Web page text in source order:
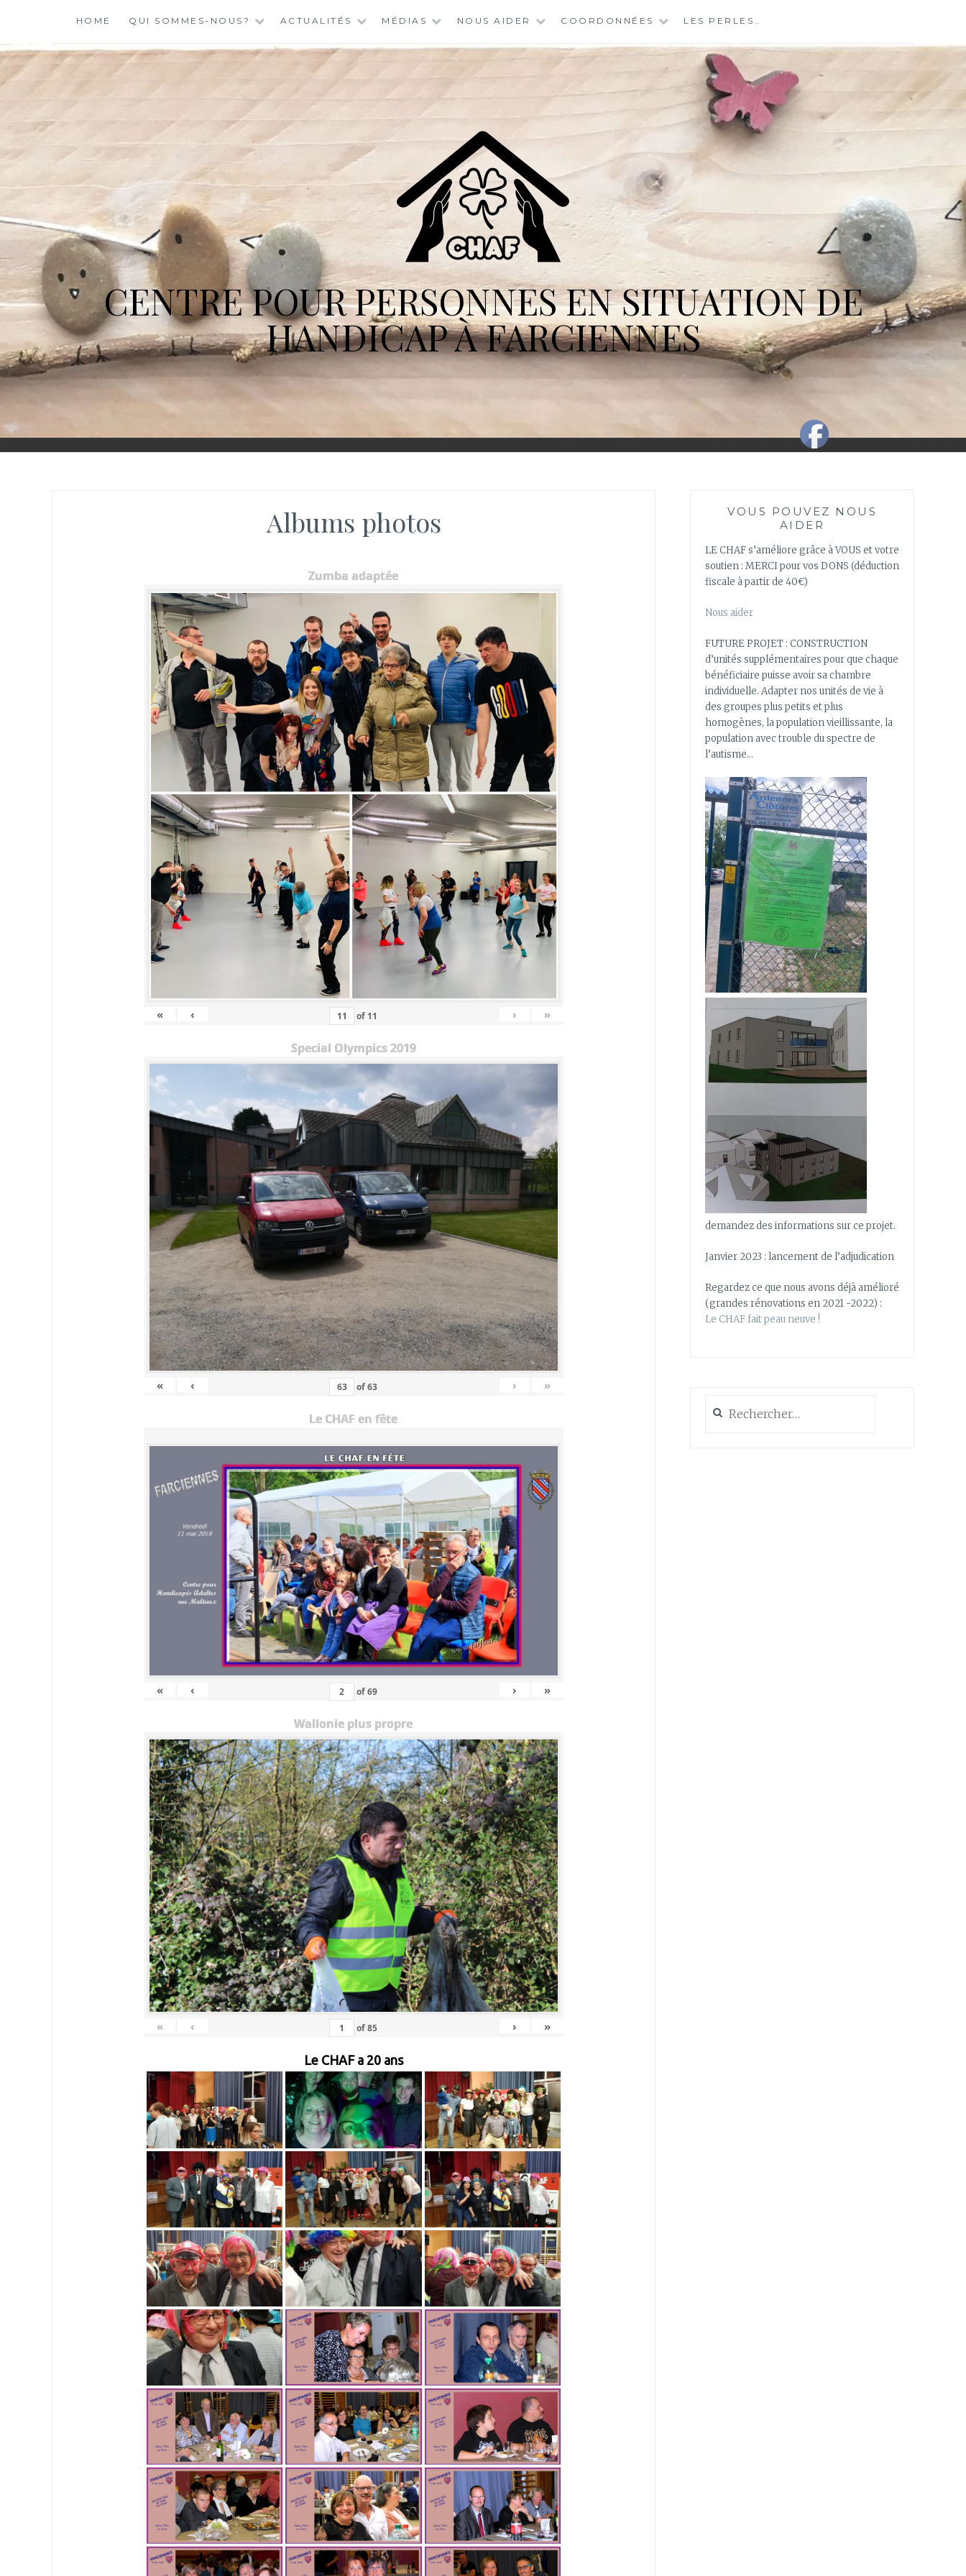
content
HOME QUI SOMMES-NOUS? ACTUALITÉS MÉDIAS NOUS AIDER COORDONNÉES LES PERLES…
CENTRE POUR PERSONNES EN SITUATION DE
HANDICAP À FARCIENNES
Albums photos
Zumba adaptée
« ‹ of 11 › »
Special Olympics 2019
« ‹ of63 › »
Le CHAF en fête
« ‹ of69 › »
Wallonie plus propre
« ‹ of85 › »
Le CHAF a 20 ans
VOUS POUVEZ NOUS
AIDER
LE CHAF s’améliore grâce à VOUS et votre
soutien : MERCI pour vos DONS (déduction
fiscale à partir de 40€)
Nous aider
FUTURE PROJET : CONSTRUCTION
d’unités supplémentaires pour que chaque
bénéficiaire puisse avoir sa chambre
individuelle. Adapter nos unités de vie à
des groupes plus petits et plus
homogènes, la population vieillissante, la
population avec trouble du spectre de
l’autisme…
demandez des informations sur ce projet.
Janvier 2023 : lancement de l’adjudication
Regardez ce que nous avons déjà amélioré
(grandes rénovations en 2021 -2022) :
Le CHAF fait peau neuve !